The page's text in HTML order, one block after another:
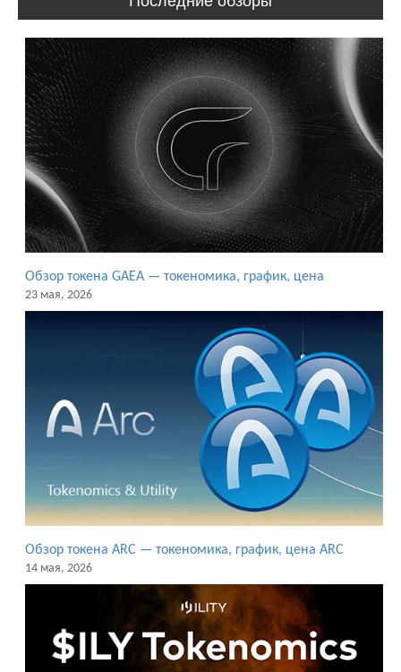
Обзор токена GAEA — токеномика, график, цена
23 мая, 2026
Обзор токена ARC — токеномика, график, цена ARC
14 мая, 2026